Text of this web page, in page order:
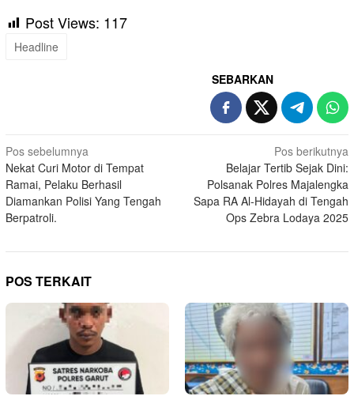
Post Views: 117
Headline
SEBARKAN
Navigasi
pos
Pos sebelumnya
Nekat Curi Motor di Tempat
Ramai, Pelaku Berhasil
Diamankan Polisi Yang Tengah
Berpatroli.
Pos berikutnya
Belajar Tertib Sejak Dini:
Polsanak Polres Majalengka
Sapa RA Al-Hidayah di Tengah
Ops Zebra Lodaya 2025
POS TERKAIT